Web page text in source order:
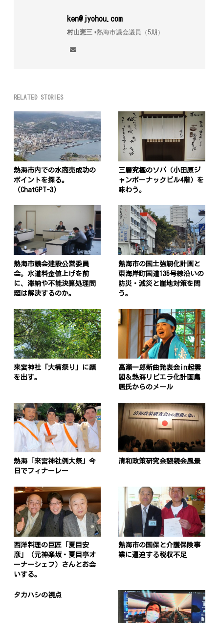
ken@jyohou.com
村山憲三▪︎熱海市議会議員（5期）
RELATED STORIES
熱海市内での水商売成功の
ポイントを探る。
（ChatGPT-3）
三層究極のソバ（小田原ジ
ャンボーナックビル4階）を
味わう。
熱海市議会建設公営委員
会。水道料金値上げを前
に、滞納や不能決算処理問
題は解決するのか。
熱海市の国土強靭化計画と
東海岸町国道135号線沿いの
防災・減災と崖地対策を問
う。
来宮神社「大楠祭り」に顔
を出す。
高瀬一郎新曲発表会in起雲
閣＆熱海リビエラ化計画鳥
居氏からのメール
熱海「来宮神社例大祭」今
日でフィナーレー
清和政策研究会懇親会風景
西洋料理の巨匠「夏目安
彦」（元神楽坂・夏目亭オ
ーナーシェフ）さんとお会
いする。
熱海市の国保と介護保険事
業に逼迫する税収不足
タカハシの視点